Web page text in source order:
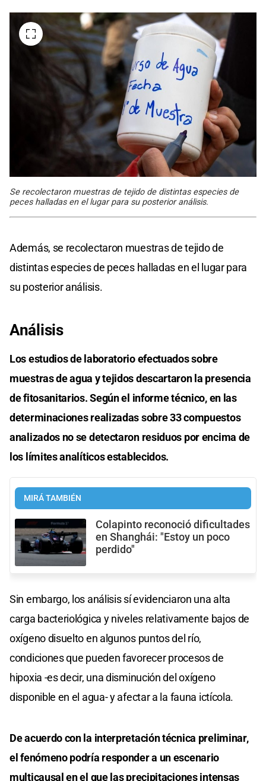
Se recolectaron muestras de tejido de distintas especies de
peces halladas en el lugar para su posterior análisis.
Además, se recolectaron muestras de tejido de
distintas especies de peces halladas en el lugar para
su posterior análisis.
Análisis
Los estudios de laboratorio efectuados sobre
muestras de agua y tejidos descartaron la presencia
de fitosanitarios. Según el informe técnico, en las
determinaciones realizadas sobre 33 compuestos
analizados no se detectaron residuos por encima de
los límites analíticos establecidos.
MIRÁ TAMBIÉN
Colapinto reconoció dificultades
en Shanghái: "Estoy un poco
perdido"
Sin embargo, los análisis sí evidenciaron una alta
carga bacteriológica y niveles relativamente bajos de
oxígeno disuelto en algunos puntos del río,
condiciones que pueden favorecer procesos de
hipoxia -es decir, una disminución del oxígeno
disponible en el agua- y afectar a la fauna ictícola.
De acuerdo con la interpretación técnica preliminar,
el fenómeno podría responder a un escenario
multicausal en el que las precipitaciones intensas